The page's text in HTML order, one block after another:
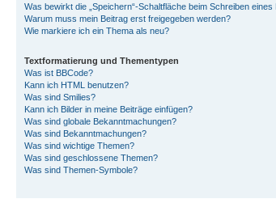
Was bewirkt die „Speichern“-Schaltfläche beim Schreiben eines
Warum muss mein Beitrag erst freigegeben werden?
Wie markiere ich ein Thema als neu?
Textformatierung und Thementypen
Was ist BBCode?
Kann ich HTML benutzen?
Was sind Smilies?
Kann ich Bilder in meine Beiträge einfügen?
Was sind globale Bekanntmachungen?
Was sind Bekanntmachungen?
Was sind wichtige Themen?
Was sind geschlossene Themen?
Was sind Themen-Symbole?